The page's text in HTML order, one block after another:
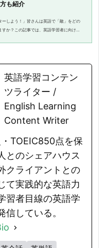
も紹介
ーしよう！」皆さんは英語で「敵」をどの
すか？この記事では、英語学習者に向け
英語学習コンテン
ツライター /
English Learning
Content Writer
TOEIC850点を保
とのシェアハウス
クライアントとの
て実践的な英語力
習者目線の英語学
信している。